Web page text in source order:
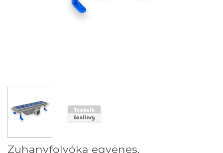
Zuhanyfolyóka egyenes,